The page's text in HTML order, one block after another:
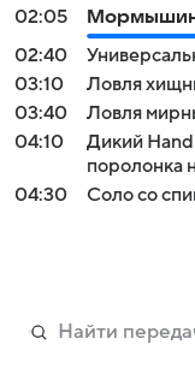
02:05
02:40
03:10
Ловля
03:40
Ловля
04:10
Дикий
поролонка
04:30
Соло со